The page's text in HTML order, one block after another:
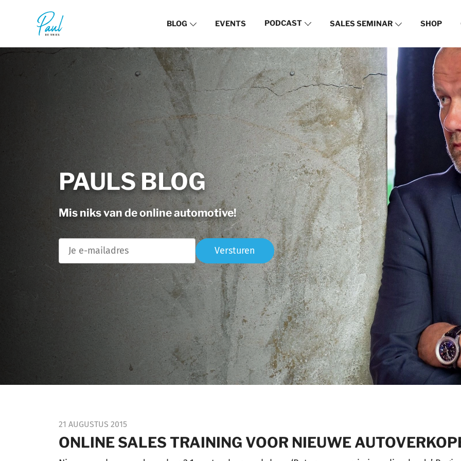
BLOG EVENTS PODCAST SALES SEMINAR SHOP
PAULS BLOG
Mis niks van de online automotive!
Versturen
21 AUGUSTUS 2015
ONLINE SALES TRAINING VOOR NIEUWE